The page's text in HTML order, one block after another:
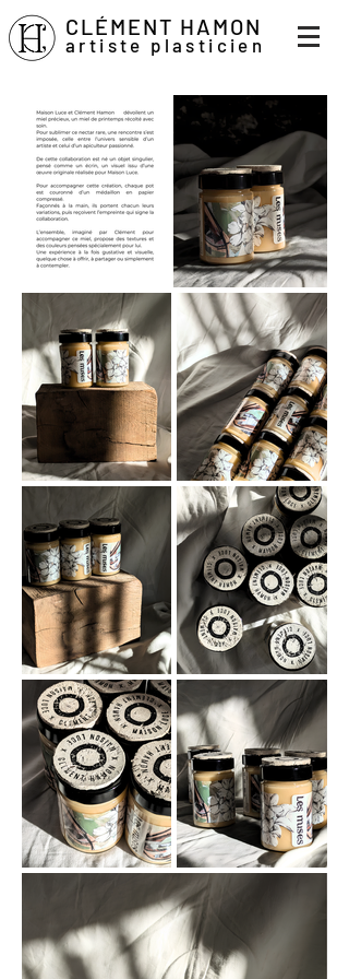
CLÉMENT HAMON
artiste plasticien
artiste plasticien